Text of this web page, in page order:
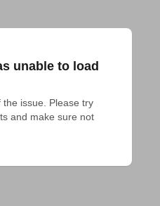
unable to load
issue. Please try
and make sure not